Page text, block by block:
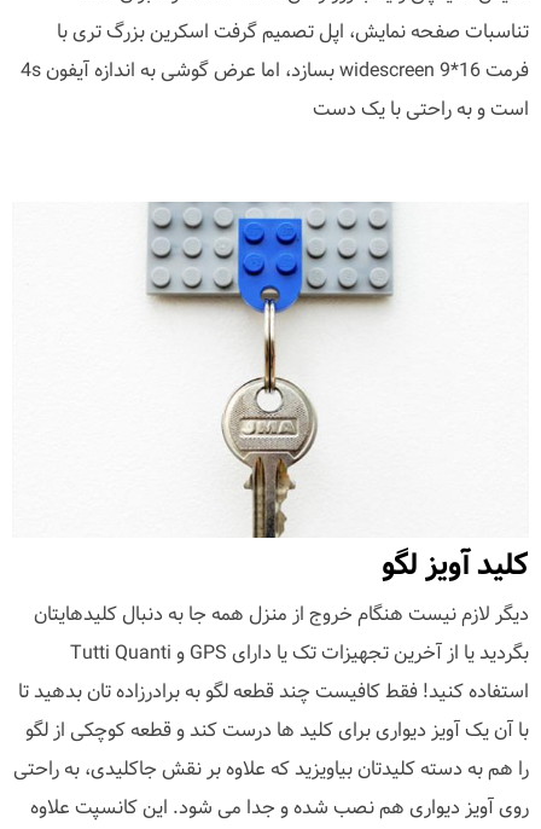
تناسبات صفحه نمایش، اپل تصمیم گرفت اسکرین بزرگ تری با
فرمت 16*9 widescreen بسازد، اما عرض گوشی به اندازه آیفون 4s
است و به راحتی با یک دست
کلید آویز لگو
دیگر لازم نیست هنگام خروج از منزل همه جا به دنبال کلیدهایتان
بگردید یا از آخرین تجهیزات تک یا دارای GPS و Tutti Quanti
استفاده کنید! فقط کافیست چند قطعه لگو به برادرزاده تان بدهید تا
با آن یک آویز دیواری برای کلید ها درست کند و قطعه کوچکی از لگو
را هم به دسته کلیدتان بیاویزید که علاوه بر نقش جاکلیدی، به راحتی
روی آویز دیواری هم نصب شده و جدا می شود. این کانسپت علاوه